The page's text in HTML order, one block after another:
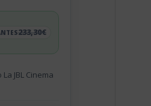
233,30€
JBL Cinema